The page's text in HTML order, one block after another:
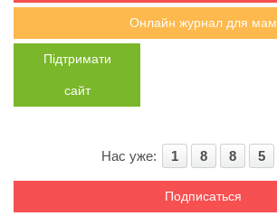
Онлайн журнал для мам
Підтримати
сайт
Нас уже: 1 8 8 5
Подписаться